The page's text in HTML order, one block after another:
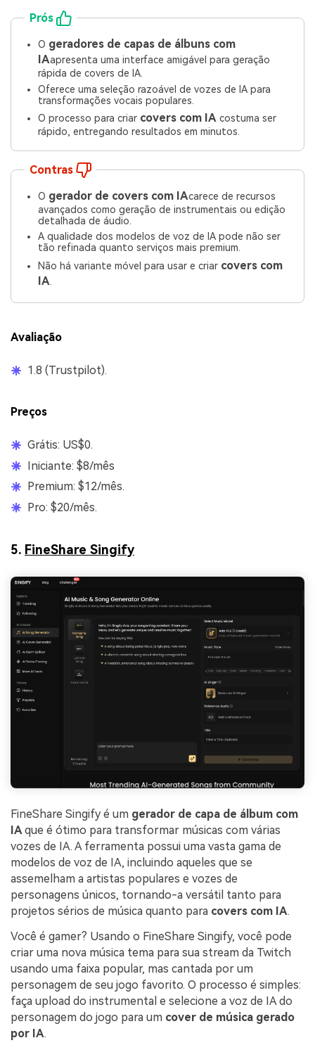
Prós
O geradores de capas de álbuns com
IAapresenta uma interface amigável para geração
rápida de covers de IA.
Oferece uma seleção razoável de vozes de IA para
transformações vocais populares.
O processo para criar covers com IA costuma ser
rápido, entregando resultados em minutos.
Contras
O gerador de covers com IAcarece de recursos
avançados como geração de instrumentais ou edição
detalhada de áudio.
A qualidade dos modelos de voz de IA pode não ser
tão refinada quanto serviços mais premium.
Não há variante móvel para usar e criar covers com
IA
Avaliação
1.8 (Trustpilot).
Preços
Grátis: US$0.
Iniciante: $8/mês
Premium: $12/mês.
Pro: $20/mês.
5. FineShare Singify
FineShare Singify é um gerador de capa de álbum com
IAque é ótimo para transformar músicas com várias
vozes de IA. A ferramenta possui uma vasta gama de
modelos de voz de IA, incluindo aqueles que se
assemelham a artistas populares e vozes de
personagens únicos, tornando-a versátil tanto para
projetos sérios de música quanto para covers com IA.
Você é gamer? Usando o FineShare Singify, você pode
criar uma nova música tema para sua stream da Twitch
usando uma faixa popular, mas cantada por um
personagem de seu jogo favorito. O processo é simples:
faça upload do instrumental e selecione a voz de IA do
personagem do jogo para um cover de música gerado
por IA.